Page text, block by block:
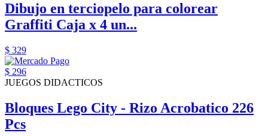
Dibujo en terciopelo para colorear
Graffiti Caja x 4 un...
$ 329
$ 296
JUEGOS DIDACTICOS
Bloques Lego City - Rizo Acrobatico 226
Pcs